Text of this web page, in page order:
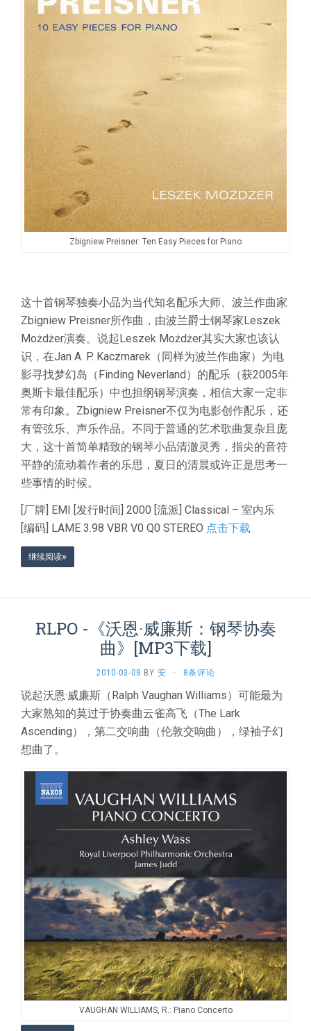
Zbigniew Preisner: Ten Easy Pieces for Piano
这十首钢琴独奏小品为当代知名配乐大师、波兰作曲家
Zbigniew Preisner所作曲，由波兰爵士钢琴家Leszek
Możdżer演奏。说起Leszek Możdżer其实大家也该认
识，在Jan A. P. Kaczmarek（同样为波兰作曲家）为电
影寻找梦幻岛（Finding Neverland）的配乐（获2005年
奥斯卡最佳配乐）中也担纲钢琴演奏，相信大家一定非
常有印象。Zbigniew Preisner不仅为电影创作配乐，还
有管弦乐、声乐作品。不同于普通的艺术歌曲复杂且庞
大，这十首简单精致的钢琴小品清澈灵秀，指尖的音符
平静的流动着作者的乐思，夏日的清晨或许正是思考一
些事情的时候。
[厂牌] EMI [发行时间] 2000 [流派] Classical – 室内乐
[编码] LAME 3.98 VBR V0 Q0 STEREO 点击下载
继续阅读
RLPO -《沃恩·威廉斯：钢琴协奏
曲》[MP3下载]
2010-03-08 BY 安 · 8条评论
说起沃恩·威廉斯（Ralph Vaughan Williams）可能最为
大家熟知的莫过于协奏曲云雀高飞（The Lark
Ascending），第二交响曲（伦敦交响曲），绿袖子幻
想曲了。
VAUGHAN WILLIAMS, R.: Piano Concerto